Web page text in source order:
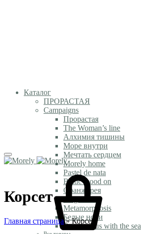
Каталог
ПРОРАСТАЯ
Campaigns
Прорастая
The Woman’s line
Алхимия тишины
Море внутри
Мечтать сердцем
Morely home
Pastel de nata
Baltic mood on
Оранжерея
Magic time
Metamorphosis
Белые ночи
Rendezvous with the sea
Корсет
Главная страница»Корсет